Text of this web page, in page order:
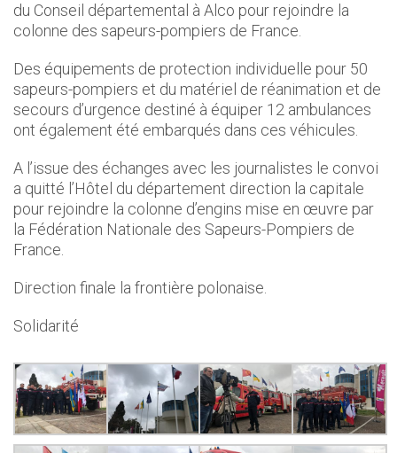
du Conseil départemental à Alco pour rejoindre la
colonne des sapeurs-pompiers de France.
Des équipements de protection individuelle pour 50
sapeurs-pompiers et du matériel de réanimation et de
secours d’urgence destiné à équiper 12 ambulances
ont également été embarqués dans ces véhicules.
A l’issue des échanges avec les journalistes le convoi
a quitté l’Hôtel du département direction la capitale
pour rejoindre la colonne d’engins mise en œuvre par
la Fédération Nationale des Sapeurs-Pompiers de
France.
Direction finale la frontière polonaise.
Solidarité